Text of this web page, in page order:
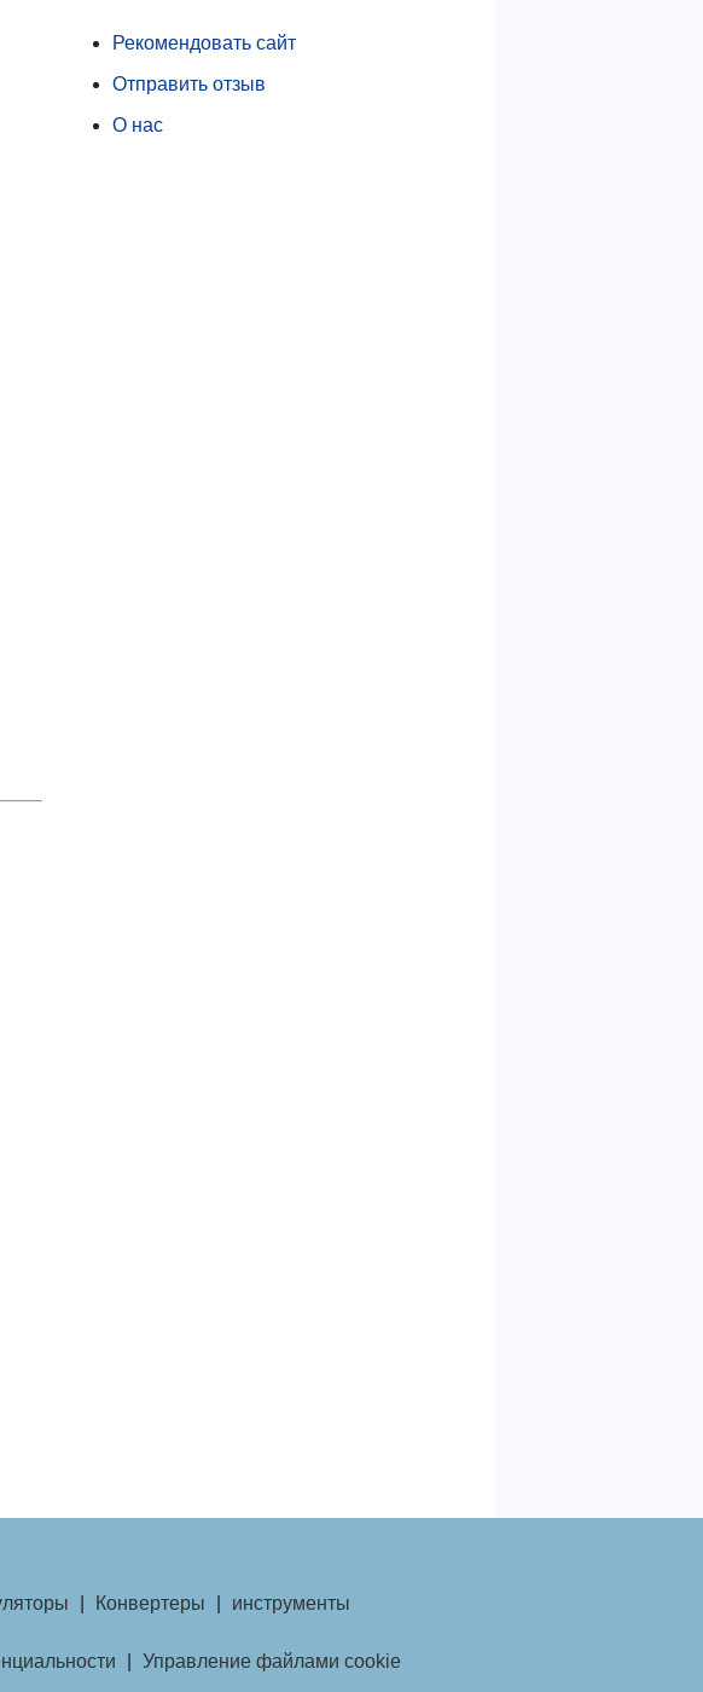
Рекомендовать сайт
Отправить отзыв
О нас
Конвертеры инструменты
Управление файлами cookie